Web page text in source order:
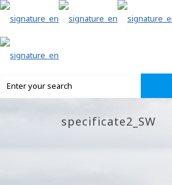
specificate2_SW